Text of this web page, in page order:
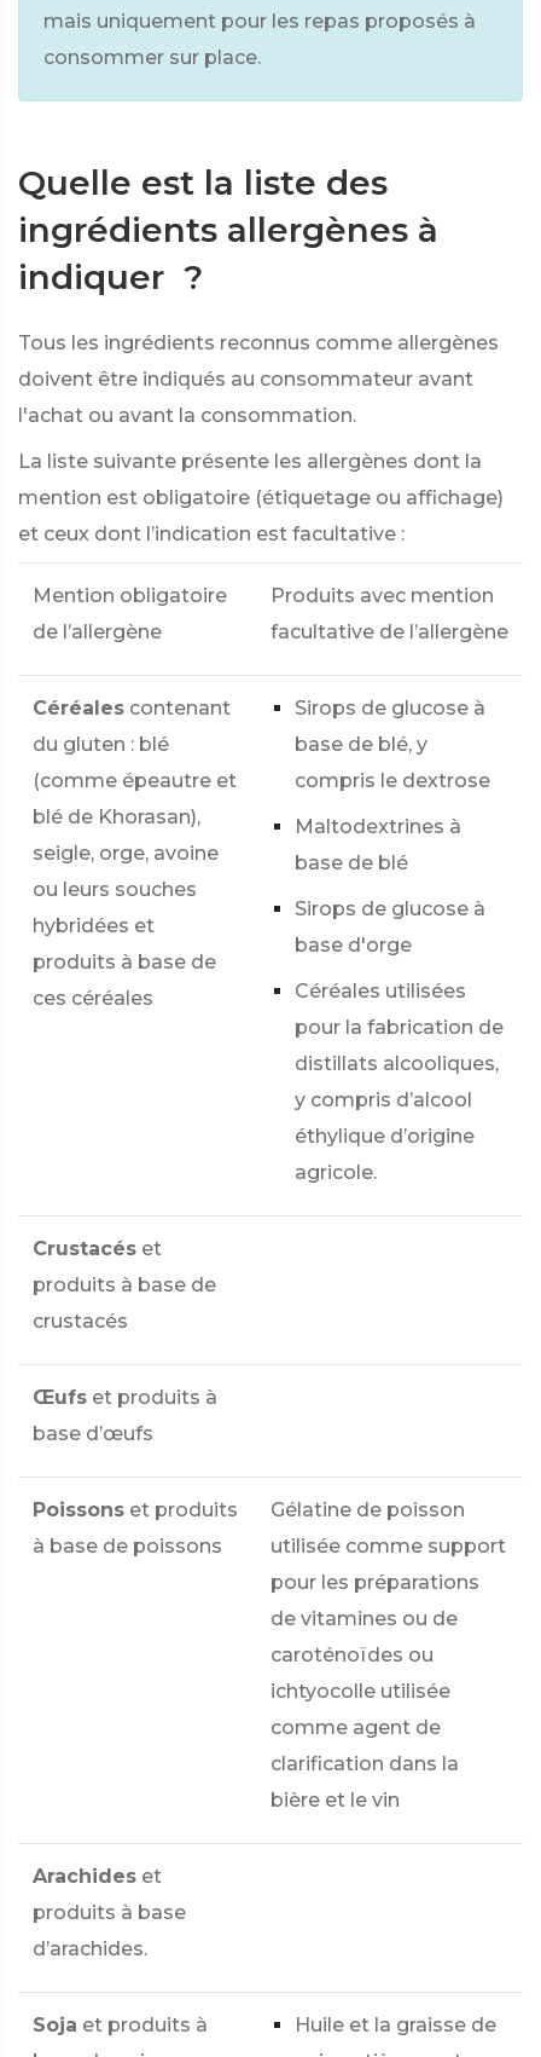
mais uniquement pour les repas proposés à
consommer sur place.
Quelle est la liste des
ingrédients allergènes à
indiquer ?
Tous les ingrédients reconnus comme allergènes
doivent être indiqués au consommateur avant
l'achat ou avant la consommation.
La liste suivante présente les allergènes dont la
mention est obligatoire (étiquetage ou affichage)
et ceux dont l’indication est facultative :
Mention obligatoire
de l’allergène
Produits avec mention
facultative de l’allergène
Céréales contenant
du gluten : blé
(comme épeautre et
blé de Khorasan),
seigle, orge, avoine
ou leurs souches
hybridées et
produits à base de
ces céréales
Sirops de glucose à
base de blé, y
compris le dextrose
Maltodextrines à
base de blé
Sirops de glucose à
base d'orge
Céréales utilisées
pour la fabrication de
distillats alcooliques,
y compris d’alcool
éthylique d’origine
agricole.
Crustacés et
produits à base de
crustacés
Œufs et produits à
base d’œufs
Poissons et produits
à base de poissons
Gélatine de poisson
utilisée comme support
pour les préparations
de vitamines ou de
caroténoïdes ou
ichtyocolle utilisée
comme agent de
clarification dans la
bière et le vin
Arachides et
produits à base
d’arachides.
Soja et produits à
Huile et la graisse de